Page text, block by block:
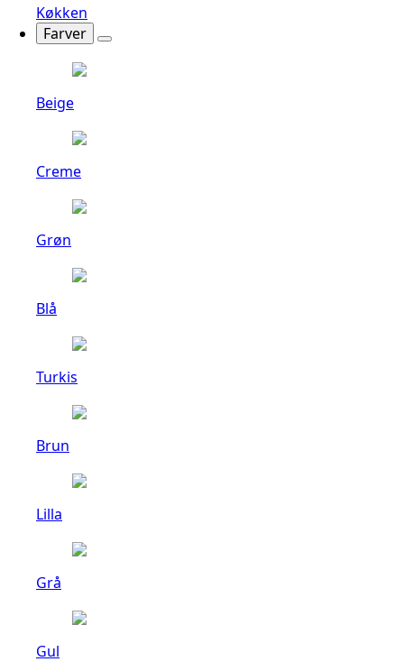
Køkken
Farver
Beige
Creme
Grøn
Blå
Turkis
Brun
Lilla
Grå
Gul